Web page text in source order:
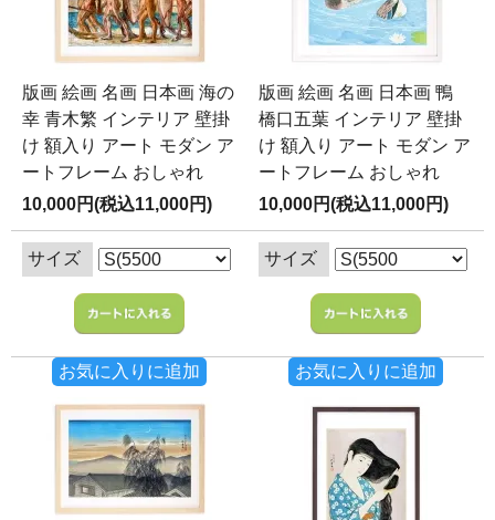
版画 絵画 名画 日本画 海の
幸 青木繁 インテリア 壁掛
け 額入り アート モダン ア
ートフレーム おしゃれ
10,000円(税込11,000円)
サイズ
お気に入りに追加
版画 絵画 名画 日本画 鴨
橋口五葉 インテリア 壁掛
け 額入り アート モダン ア
ートフレーム おしゃれ
10,000円(税込11,000円)
サイズ
お気に入りに追加